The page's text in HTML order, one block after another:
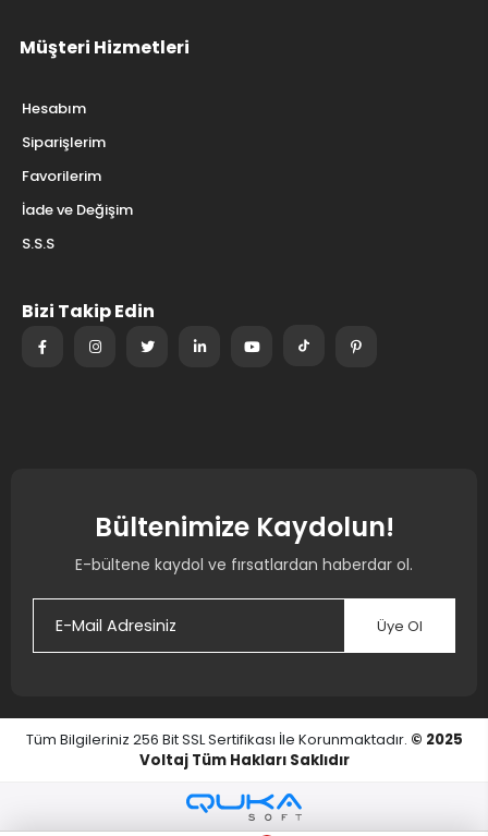
Müşteri Hizmetleri
Hesabım
Siparişlerim
Favorilerim
İade ve Değişim
S.S.S
Bizi Takip Edin
Bültenimize Kaydolun!
E-bültene kaydol ve fırsatlardan haberdar ol.
Üye Ol
Tüm Bilgileriniz 256 Bit SSL Sertifikası İle Korunmaktadır. © 2025
Voltaj Tüm Hakları Saklıdır